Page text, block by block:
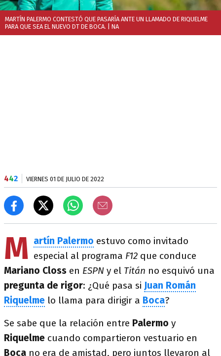
MARTÍN PALERMO CONTESTÓ QUE PASARÍA ANTE UN LLAMADO DE RIQUELME
PARA QUE SEA EL NUEVO DT DE BOCA. | NA
442 VIERNES 01 DE JULIO DE 2022
M artín Palermo estuvo como invitado
especial al programa F12 que conduce
Mariano Closs en ESPN y el Titán no esquivó una
pregunta de rigor: ¿Qué pasa si Juan Román
Riquelme lo llama para dirigir a Boca?
Se sabe que la relación entre Palermo y
Riquelme cuando compartieron vestuario en
Boca no era de amistad, pero juntos llevaron al